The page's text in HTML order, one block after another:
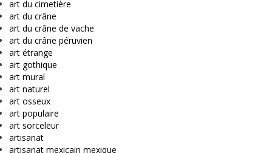
art du cimetière
art du crâne
art du crâne de vache
art du crâne péruvien
art étrange
art gothique
art mural
art naturel
art osseux
art populaire
art sorceleur
artisanat
artisanat mexicain mexique